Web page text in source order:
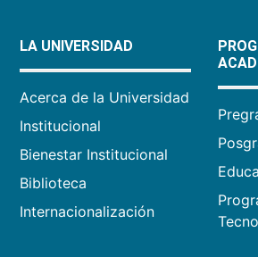
LA UNIVERSIDAD
Acerca de la Universidad
Institucional
Bienestar Institucional
Biblioteca
Internacionalización